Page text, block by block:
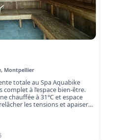
, Montpellier
totale au Spa Aquabike
complet à l’espace bien-être.
chauffée à 31°C et espace
les tensions et apaiser